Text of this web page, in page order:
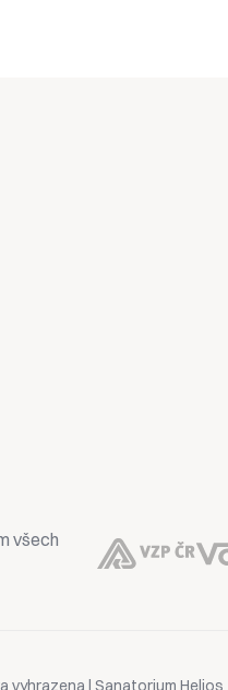
všech
vyhrazena | Sanatorium Helios